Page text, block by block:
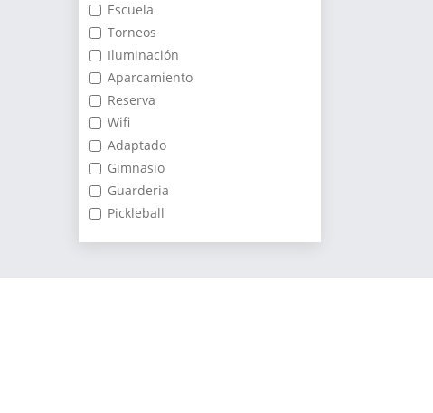
Escuela
Torneos
Iluminación
Aparcamiento
Reserva
Wifi
Adaptado
Gimnasio
Guarderia
Pickleball